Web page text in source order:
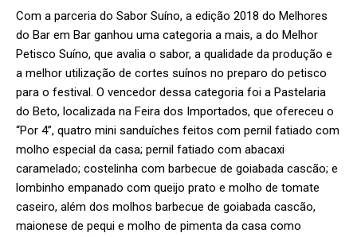
Com a parceria do Sabor Suíno, a edição 2018 do Melhores
do Bar em Bar ganhou uma categoria a mais, a do Melhor
Petisco Suíno, que avalia o sabor, a qualidade da produção e
a melhor utilização de cortes suínos no preparo do petisco
para o festival. O vencedor dessa categoria foi a Pastelaria
do Beto, localizada na Feira dos Importados, que ofereceu o
“Por 4”, quatro mini sanduíches feitos com pernil fatiado com
molho especial da casa; pernil fatiado com abacaxi
caramelado; costelinha com barbecue de goiabada cascão; e
lombinho empanado com queijo prato e molho de tomate
caseiro, além dos molhos barbecue de goiabada cascão,
maionese de pequi e molho de pimenta da casa como